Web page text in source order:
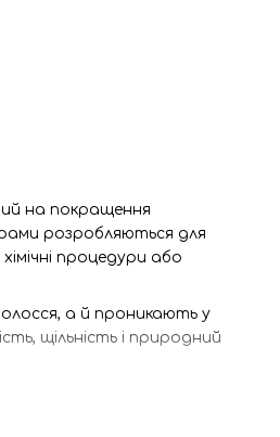
на покращення
розробляються для
процедури або
а й проникають у
щільність і природний